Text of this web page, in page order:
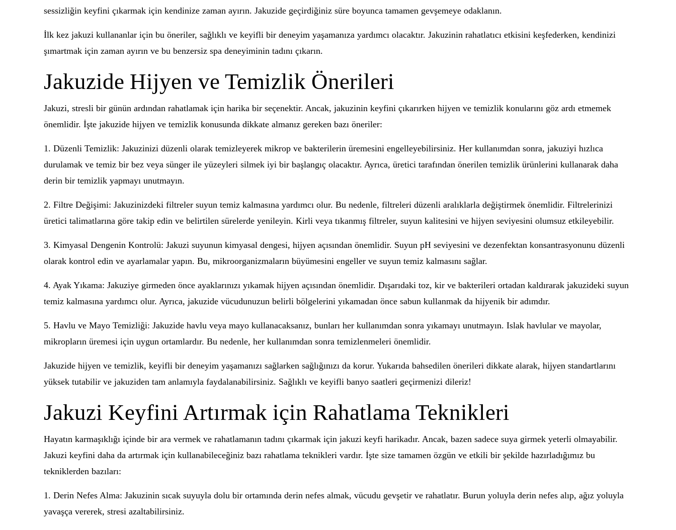
sessizliğin keyfini çıkarmak için kendinize zaman ayırın. Jakuzide geçirdiğiniz süre boyunca tamamen gevşemeye odaklanın.
İlk kez jakuzi kullananlar için bu öneriler, sağlıklı ve keyifli bir deneyim yaşamanıza yardımcı olacaktır. Jakuzinin rahatlatıcı etkisini keşfederken, kendinizi
şımartmak için zaman ayırın ve bu benzersiz spa deneyiminin tadını çıkarın.
Jakuzide Hijyen ve Temizlik Önerileri
Jakuzi, stresli bir günün ardından rahatlamak için harika bir seçenektir. Ancak, jakuzinin keyfini çıkarırken hijyen ve temizlik konularını göz ardı etmemek
önemlidir. İşte jakuzide hijyen ve temizlik konusunda dikkate almanız gereken bazı öneriler:
1. Düzenli Temizlik: Jakuzinizi düzenli olarak temizleyerek mikrop ve bakterilerin üremesini engelleyebilirsiniz. Her kullanımdan sonra, jakuziyi hızlıca
durulamak ve temiz bir bez veya sünger ile yüzeyleri silmek iyi bir başlangıç olacaktır. Ayrıca, üretici tarafından önerilen temizlik ürünlerini kullanarak daha
derin bir temizlik yapmayı unutmayın.
2. Filtre Değişimi: Jakuzinizdeki filtreler suyun temiz kalmasına yardımcı olur. Bu nedenle, filtreleri düzenli aralıklarla değiştirmek önemlidir. Filtrelerinizi
üretici talimatlarına göre takip edin ve belirtilen sürelerde yenileyin. Kirli veya tıkanmış filtreler, suyun kalitesini ve hijyen seviyesini olumsuz etkileyebilir.
3. Kimyasal Dengenin Kontrolü: Jakuzi suyunun kimyasal dengesi, hijyen açısından önemlidir. Suyun pH seviyesini ve dezenfektan konsantrasyonunu düzenli
olarak kontrol edin ve ayarlamalar yapın. Bu, mikroorganizmaların büyümesini engeller ve suyun temiz kalmasını sağlar.
4. Ayak Yıkama: Jakuziye girmeden önce ayaklarınızı yıkamak hijyen açısından önemlidir. Dışarıdaki toz, kir ve bakterileri ortadan kaldırarak jakuzideki suyun
temiz kalmasına yardımcı olur. Ayrıca, jakuzide vücudunuzun belirli bölgelerini yıkamadan önce sabun kullanmak da hijyenik bir adımdır.
5. Havlu ve Mayo Temizliği: Jakuzide havlu veya mayo kullanacaksanız, bunları her kullanımdan sonra yıkamayı unutmayın. Islak havlular ve mayolar,
mikropların üremesi için uygun ortamlardır. Bu nedenle, her kullanımdan sonra temizlenmeleri önemlidir.
Jakuzide hijyen ve temizlik, keyifli bir deneyim yaşamanızı sağlarken sağlığınızı da korur. Yukarıda bahsedilen önerileri dikkate alarak, hijyen standartlarını
yüksek tutabilir ve jakuziden tam anlamıyla faydalanabilirsiniz. Sağlıklı ve keyifli banyo saatleri geçirmenizi dileriz!
Jakuzi Keyfini Artırmak için Rahatlama Teknikleri
Hayatın karmaşıklığı içinde bir ara vermek ve rahatlamanın tadını çıkarmak için jakuzi keyfi harikadır. Ancak, bazen sadece suya girmek yeterli olmayabilir.
Jakuzi keyfini daha da artırmak için kullanabileceğiniz bazı rahatlama teknikleri vardır. İşte size tamamen özgün ve etkili bir şekilde hazırladığımız bu
tekniklerden bazıları:
1. Derin Nefes Alma: Jakuzinin sıcak suyuyla dolu bir ortamında derin nefes almak, vücudu gevşetir ve rahatlatır. Burun yoluyla derin nefes alıp, ağız yoluyla
yavaşça vererek, stresi azaltabilirsiniz.